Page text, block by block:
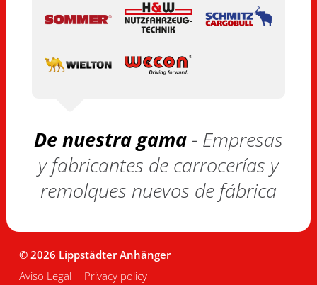
De nuestra gama- Empresas
y fabricantes de carrocerías y
remolques nuevos de fábrica
© 2026 Lippstädter Anhänger
Aviso Legal
Privacy policy